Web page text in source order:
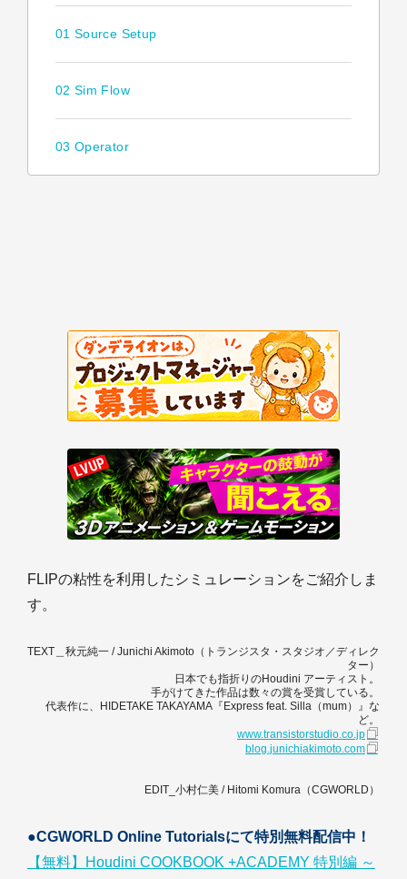
01 Source Setup
02 Sim Flow
03 Operator
FLIPの粘性を利用したシミュレーションをご紹介しま
す。
TEXT＿秋元純一 / Junichi Akimoto（トランジスタ・スタジオ／ディレク
ター）
日本でも指折りのHoudini アーティスト。
手がけてきた作品は数々の賞を受賞している。
代表作に、HIDETAKE TAKAYAMA『Express feat. Silla（mum）』な
ど。
www.transistorstudio.co.jp
blog.junichiakimoto.com
EDIT_小村仁美 / Hitomi Komura（CGWORLD）
●CGWORLD Online Tutorialsにて特別無料配信中！
【無料】Houdini COOKBOOK +ACADEMY 特別編 ～